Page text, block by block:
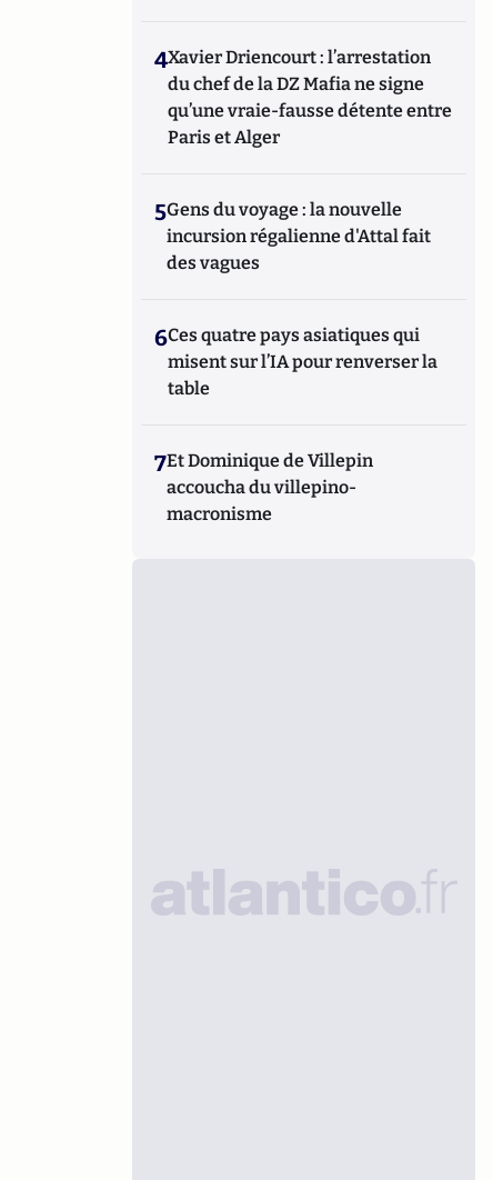
4Xavier Driencourt : l’arrestation
du chef de la DZ Mafia ne signe
qu’une vraie-fausse détente entre
Paris et Alger
5Gens du voyage : la nouvelle
incursion régalienne d'Attal fait
des vagues
6Ces quatre pays asiatiques qui
misent sur l’IA pour renverser la
table
7Et Dominique de Villepin
accoucha du villepino-
macronisme